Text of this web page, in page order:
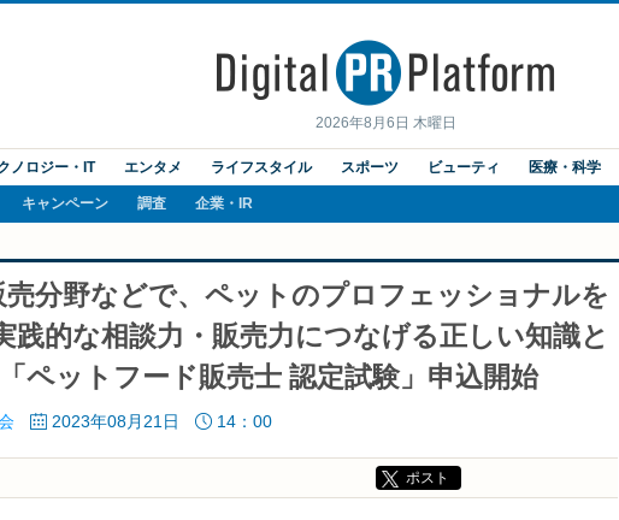
2026年8月6日 木曜日
ノロジー・IT エンタメ ライフスタイル スポーツ ビューティ 医療・科学
キャンペーン 調査 企業・IR
売分野などで、ペットのプロフェッショナルを
践的な相談力・販売力につなげる正しい知識と
ペットフード販売士 認定試験」申込開始
2023年08月21日 14：00
ポスト